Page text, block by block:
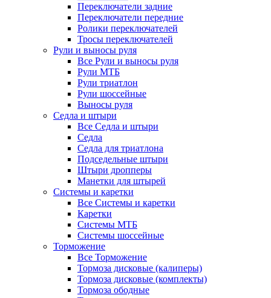
Переключатели задние
Переключатели передние
Ролики переключателей
Тросы переключателей
Рули и выносы руля
Все Рули и выносы руля
Рули МТБ
Рули триатлон
Рули шоссейные
Выносы руля
Седла и штыри
Все Седла и штыри
Седла
Седла для триатлона
Подседельные штыри
Штыри дропперы
Манетки для штырей
Системы и каретки
Все Системы и каретки
Каретки
Системы МТБ
Системы шоссейные
Торможение
Все Торможение
Тормоза дисковые (калиперы)
Тормоза дисковые (комплекты)
Тормоза ободные